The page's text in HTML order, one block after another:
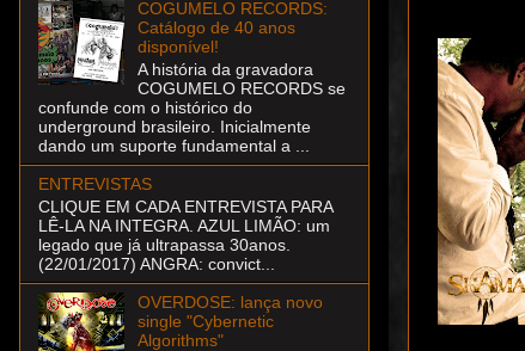
COGUMELO RECORDS:
Catálogo de 40 anos
disponível!
A história da gravadora
COGUMELO RECORDS se
confunde com o histórico do
underground brasileiro. Inicialmente
dando um suporte fundamental a ...
ENTREVISTAS
CLIQUE EM CADA ENTREVISTA PARA
LÊ-LA NA INTEGRA. AZUL LIMÃO: um
legado que já ultrapassa 30anos.
(22/01/2017) ANGRA: convict...
OVERDOSE: lança novo
single "Cybernetic
Algorithms"